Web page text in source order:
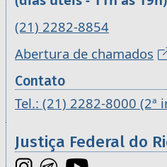
(21) 2282-8854
Abertura de chamados
Contato
Tel.: (21) 2282-8000 (2ª
Justiça Federal do